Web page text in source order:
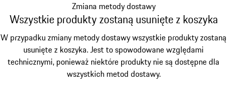
Zmiana metody dostawy
Wszystkie produkty zostaną usunięte z koszyka
W przypadku zmiany metody dostawy wszystkie produkty zostaną
usunięte z koszyka. Jest to spowodowane względami
technicznymi, ponieważ niektóre produkty nie są dostępne dla
wszystkich metod dostawy.